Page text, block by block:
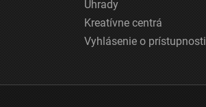
Úhrady
Kreatívne centrá
Vyhlásenie o prístupnosti